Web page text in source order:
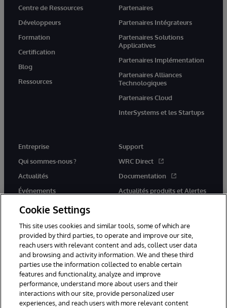
Centre de Ressources
Développeurs
Formation
Certification
Blog
Ressources
Partenaires
Partenaires Intégrateurs
Partenaires Solutions
Applicatives
Partenaires Implémentation
Partenaires Alliances
Technologiques
Partenaires Cloud
InterSystems et les Startups
Entreprise
Qui sommes-nous ?
Actualités
Événements
Rejoignez-nous
Support
WRC Direct
Documentation
Actualités produits et Alertes
© 1996-2026 InterSystems Corporation, Cambridge, MA. Tous droits
réservés.
Mentions légales
Cookie Settings
This site uses cookies and similar tools, some of which are
provided by third parties, to operate and improve our site,
reach users with relevant content and ads, collect user data
and browsing and activity information. We and these third
parties use the information collected to enable certain
features and functionality, analyze and improve
performance, understand more about users and their
interactions with our site, provide personalized user
experiences, and reach users with more relevant content